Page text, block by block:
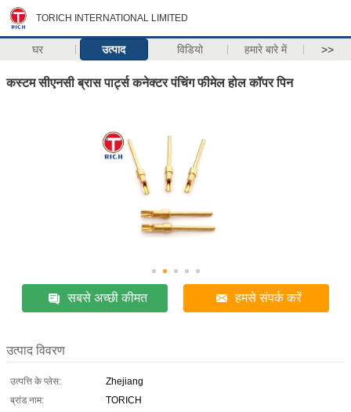
TORICH INTERNATIONAL LIMITED
घर उत्पाद विडियो हमारे बारे में >>
कस्टम सीएनसी ब्रास पार्ट्स कनेक्टर पंचिंग फीमेल होल कॉपर पिन
सबसे अच्छी कीमत हमसे संपर्क करें
उत्पाद विवरण
उत्पत्ति के प्लेस:
Zhejiang
ब्रांड नाम:
TORICH